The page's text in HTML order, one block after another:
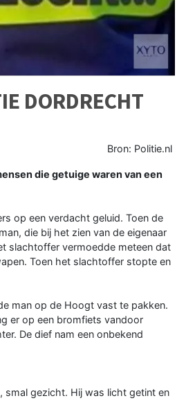
DORDRECHT
Bron: Politie.nl
die getuige waren van een
op een verdacht geluid. Toen de
die bij het zien van de eigenaar
slachtoffer vermoedde meteen dat
Toen het slachtoffer stopte en
man op de Hoogt vast te pakken.
er op een bromfiets vandoor
De dief nam een onbekend
smal gezicht. Hij was licht getint en